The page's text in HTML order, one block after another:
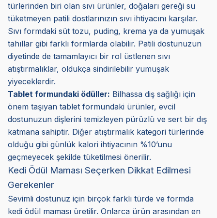
türlerinden biri olan sıvı ürünler, doğaları gereği su
tüketmeyen patili dostlarınızın sıvı ihtiyacını karşılar.
Sıvı formdaki süt tozu, puding, krema ya da yumuşak
tahıllar gibi farklı formlarda olabilir. Patili dostunuzun
diyetinde de tamamlayıcı bir rol üstlenen sıvı
atıştırmalıklar, oldukça sindirilebilir yumuşak
yiyeceklerdir.
Tablet formundaki ödüller: Bilhassa diş sağlığı için
önem taşıyan tablet formundaki ürünler, evcil
dostunuzun dişlerini temizleyen pürüzlü ve sert bir dış
katmana sahiptir. Diğer atıştırmalık kategori türlerinde
olduğu gibi günlük kalori ihtiyacının %10’unu
geçmeyecek şekilde tüketilmesi önerilir.
Kedi Ödül Maması Seçerken Dikkat Edilmesi
Gerekenler
Sevimli dostunuz için birçok farklı türde ve formda
kedi ödül maması üretilir. Onlarca ürün arasından en